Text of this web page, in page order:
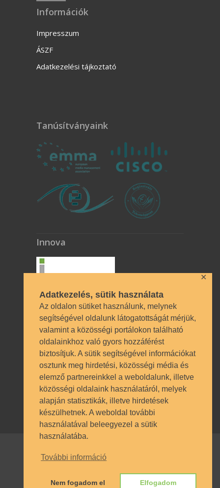
Adatkezelés, sütik használata
Az oldalon sütiket használunk, melynek
segítségével oldalunk látogatottságát mérjük,
valamint a közösségi portálokon található
oldalainkhoz való gyors hozzáférést
biztosítjuk. A sütik segítségével információkat
osztunk meg hirdetési, közösségi média és
elemző partnereinkkel a weboldalunk, illetve
közösségi oldalaink használatáról, melyek
alapján statisztikák, illetve hirdetések
készülhetnek. A weboldal további
használatával beleegyezel a sütik
használatába.
További információ
Nem fogadom el Elfogadom
✕
Információk
Impresszum
ÁSZF
Adatkezelési tájkoztató
Tanúsítványaink
Innova
Technikai azonosítók
OM azonosító 035490 | Működési
engedély BP/1009/03987/2023.
Nyilvántartásba vételi szám TSzI034
© SZÁMALK-Szalézi Technikum és
Szakgimnázium 2017. Minden jog